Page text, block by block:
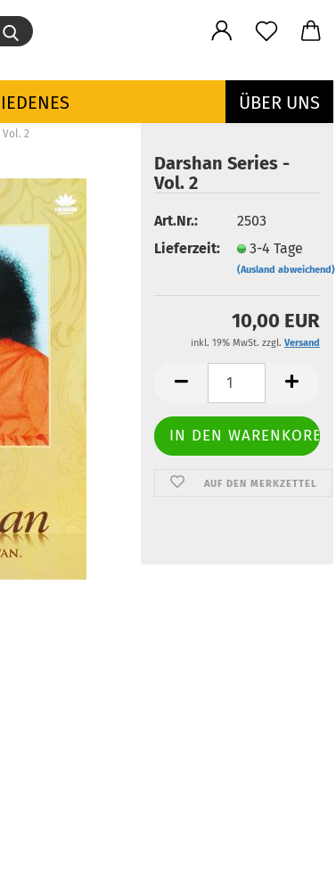
Suche...
ÜBER UNS
2
Darshan Series -
Vol. 2
Art.Nr.:
2503
Lieferzeit:
3-4 Tage
(Ausland abweichend)
10,00 EUR
inkl. 19% MwSt. zzgl. Versand
AUF DEN MERKZETTEL